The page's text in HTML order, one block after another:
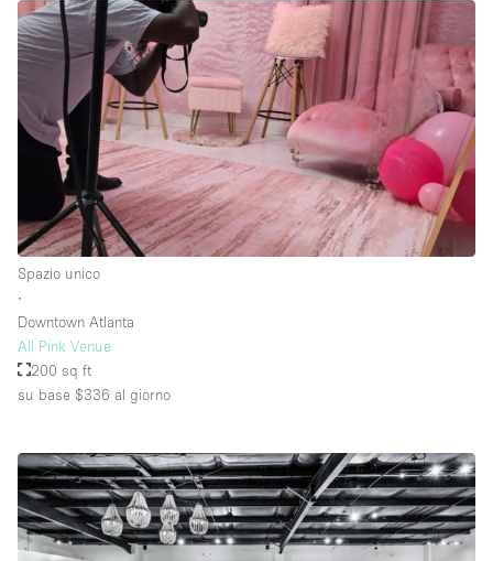
Spazio unico
∙
Downtown Atlanta
All Pink Venue
200 sq ft
su base $336 al giorno